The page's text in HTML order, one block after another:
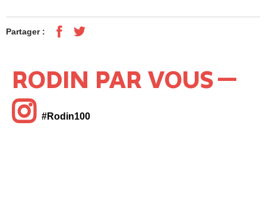
Partager :
RODIN PAR VOUS
#Rodin100